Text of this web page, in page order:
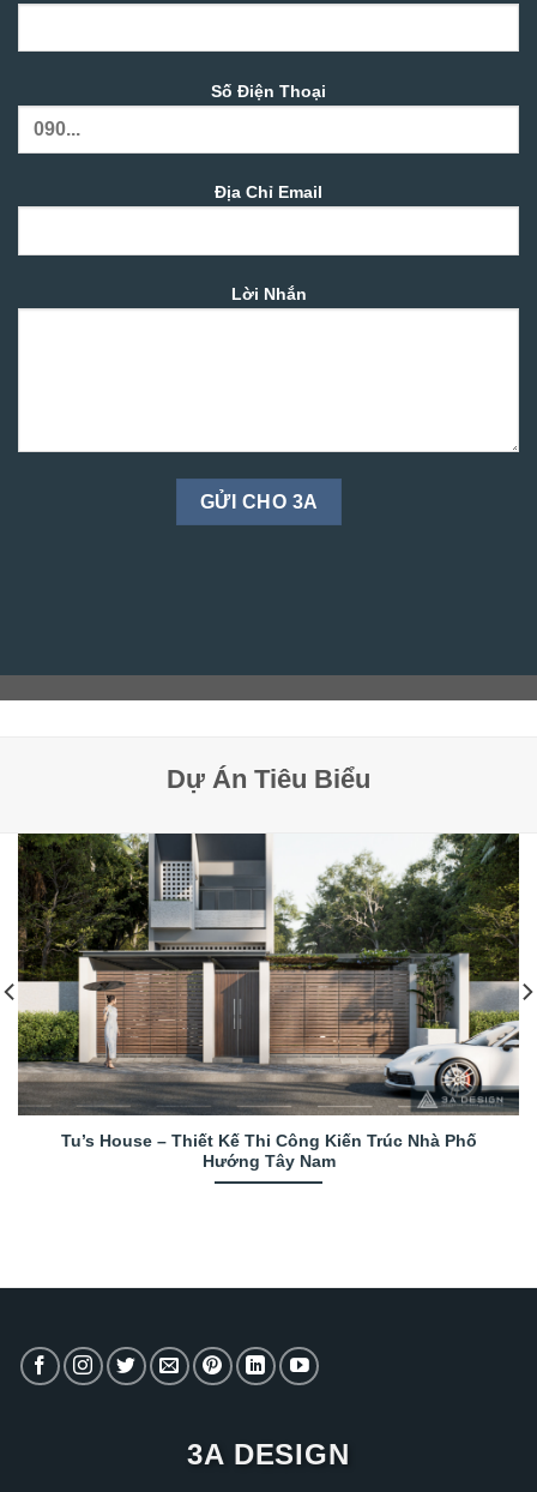
Số Điện Thoại
Địa Chỉ Email
Lời Nhắn
Dự Án Tiêu Biểu
Tu’s House – Thiết Kế Thi Công Kiến Trúc Nhà Phố
Hướng Tây Nam
3A DESIGN